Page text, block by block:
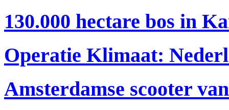
130.000 hectare bos in
Operatie Klimaat:
Amsterdamse scooter